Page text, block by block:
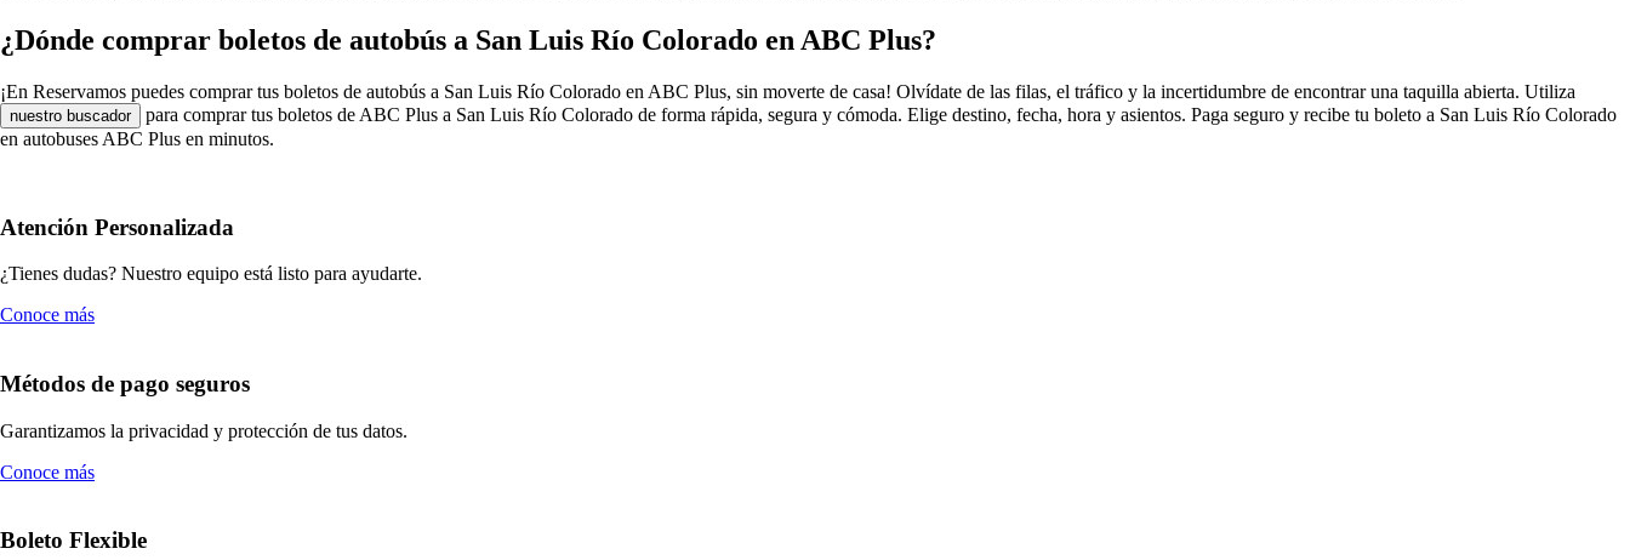
¿Dónde comprar boletos de autobús a San Luis Río Colorado en ABC Plus?
¡En Reservamos puedes comprar tus boletos de autobús a San Luis Río Colorado en ABC Plus, sin moverte de casa! Olvídate de las filas, el tráfico y la incertidumbre de encontrar una taquilla abierta. Utiliza
nuestro buscador
para comprar tus boletos de ABC Plus a San Luis Río Colorado de forma rápida, segura y cómoda. Elige destino, fecha, hora y asientos. Paga seguro y recibe tu boleto a San Luis Río Colorado
en autobuses ABC Plus en minutos.
Atención Personalizada
¿Tienes dudas? Nuestro equipo está listo para ayudarte.
Conoce más
Métodos de pago seguros
Garantizamos la privacidad y protección de tus datos.
Conoce más
Boleto Flexible